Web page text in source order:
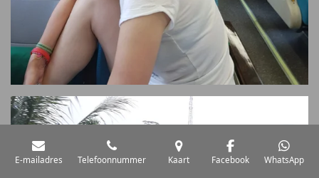
E-mailadres Telefoonnummer Kaart Facebook WhatsApp